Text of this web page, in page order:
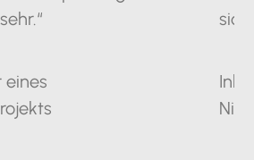
eines
sich